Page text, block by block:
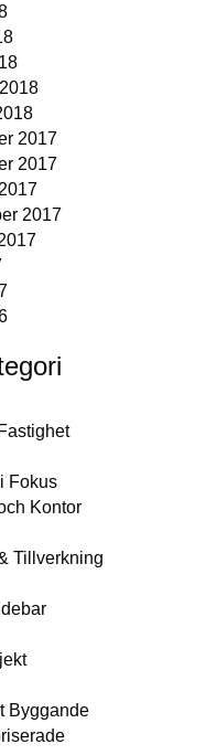
2017
2017
2017
Fokus
Kontor
Tillverkning
Byggande